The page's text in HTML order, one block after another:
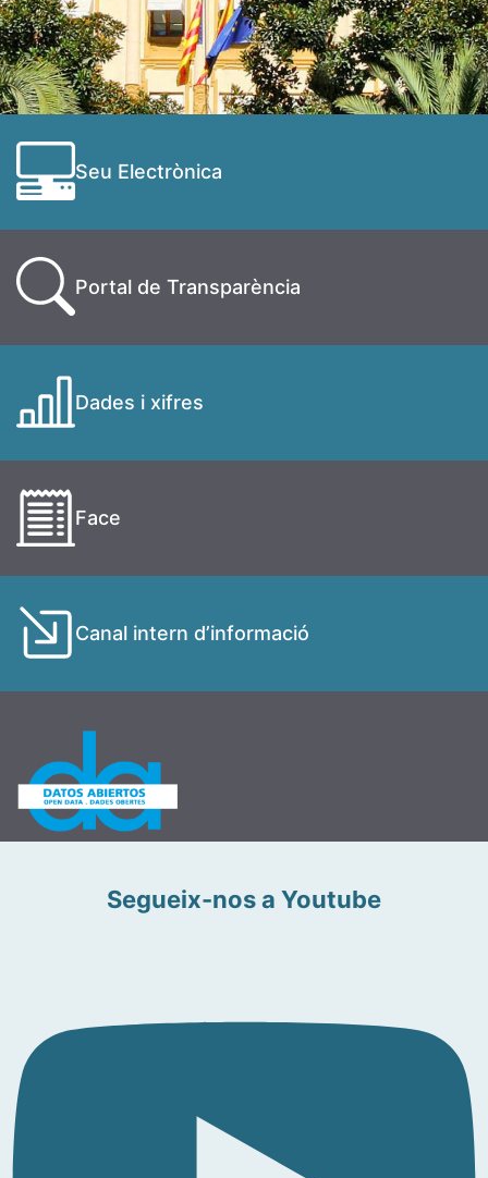
Seu Electrònica
Portal de Transparència
Dades i xifres
Face
Canal intern d’informació
Segueix-nos a Youtube